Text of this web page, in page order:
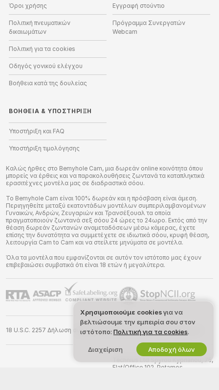
Όροι χρήσης
Πολιτική πνευματικών
δικαιωμάτων
Πολιτική για τα cookies
Οδηγός γονικού ελέγχου
Βοήθεια κατά της δουλείας
Εγγραφή στούντιο
Πρόγραμμα Συνεργατών
Webcam
ΒΟΉΘΕΙΑ & ΥΠΟΣΤΉΡΙΞΗ
Υποστήριξη και FAQ
Υποστήριξη τιμολόγησης
Καλώς ήρθες στο Bemyhole Cam, μια δωρεάν online κοινότητα όπου
μπορείς να έρθεις και να παρακολουθήσεις ζωντανά τα καταπληκτικά
ερασιτέχνες μοντέλα μας σε διαδραστικά σόου.
Το Bemyhole Cam είναι 100% δωρεάν και η πρόσβαση είναι άμεση.
Περιηγηθείτε μεταξύ εκατοντάδων μοντέλων συμπεριλαμβανομένων
Γυναικών, Ανδρών, Ζευγαριών και Τρανσέξουαλ τα οποία
πραγματοποιούν ζωντανά σεξ σόου 24 ώρες το 24ωρο. Εκτός από την
θέαση δωρεάν ζωντανών αναμεταδόσεων μέσω κάμερας, έχετε
επίσης την δυνατότητα να συμμετέχετε σε ιδιωτικά σόου, κρυφή θέαση,
λειτουργία Cam to Cam και να στείλετε μηνύματα σε μοντέλα.
Όλα τα μοντέλα που εμφανίζονται σε αυτόν τον ιστότοπο μας έχουν
επιβεβαιώσει συμβατικά ότι είναι 18 ετών ή μεγαλύτερα.
18 U.S.C. 2257 Δήλωση συμμόρφωσης απαιτήσεων τήρησης αρχείων
Χρησιμοποιούμε cookiesγια να
βελτιώσουμε την εμπειρία σου στον
ιστότοπο: Πολιτική για τα cookies.
Διαχείριση Αποδοχή όλων